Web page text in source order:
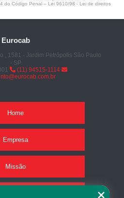
do Código Penal – Lei 9610/98 - Lei de direitos
Eurocab
, 1581 - Jardim Petrópolis São Paulo
- SP
(11) 94515-1114
Home
Empresa
Missão